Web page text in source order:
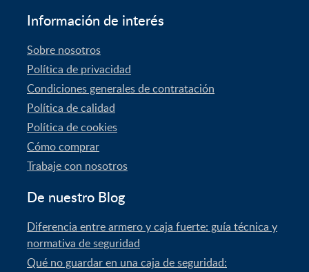
Información de interés
Sobre nosotros
Política de privacidad
Condiciones generales de contratación
Política de calidad
Política de cookies
Cómo comprar
Trabaje con nosotros
De nuestro Blog
Diferencia entre armero y caja fuerte: guía técnica y
normativa de seguridad
Qué no guardar en una caja de seguridad: